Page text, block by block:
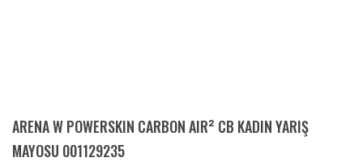
ARENA W POWERSKIN CARBON AIR² CB KADIN YARIŞ
MAYOSU 001129235